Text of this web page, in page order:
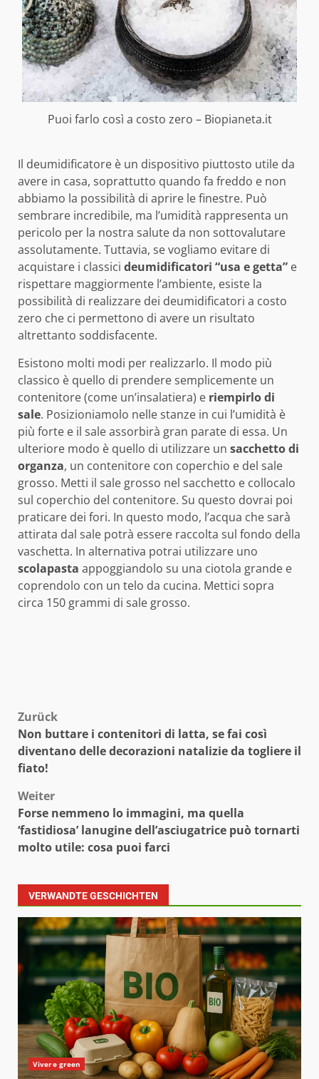
Puoi farlo così a costo zero – Biopianeta.it
Il deumidificatore è un dispositivo piuttosto utile da
avere in casa, soprattutto quando fa freddo e non
abbiamo la possibilità di aprire le finestre. Può
sembrare incredibile, ma l’umidità rappresenta un
pericolo per la nostra salute da non sottovalutare
assolutamente. Tuttavia, se vogliamo evitare di
acquistare i classici deumidificatori “usa e getta” e
rispettare maggiormente l’ambiente, esiste la
possibilità di realizzare dei deumidificatori a costo
zero che ci permettono di avere un risultato
altrettanto soddisfacente.
Esistono molti modi per realizzarlo. Il modo più
classico è quello di prendere semplicemente un
contenitore (come un’insalatiera) e riempirlo di
sale. Posizioniamolo nelle stanze in cui l’umidità è
più forte e il sale assorbirà gran parate di essa. Un
ulteriore modo è quello di utilizzare un sacchettodi
organza, un contenitore con coperchio e del sale
grosso. Metti il sale grosso nel sacchetto e collocalo
sul coperchio del contenitore. Su questo dovrai poi
praticare dei fori. In questo modo, l’acqua che sarà
attirata dal sale potrà essere raccolta sul fondo della
vaschetta. In alternativa potrai utilizzare uno
scolapasta appoggiandolo su una ciotola grande e
coprendolo con un telo da cucina. Mettici sopra
circa 150 grammi di sale grosso.
Beitragsnavigation
Zurück
Non buttare i contenitori di latta, se fai così
diventano delle decorazioni natalizie da togliere il
fiato!
Weiter
Forse nemmeno lo immagini, ma quella
‘fastidiosa’ lanugine dell’asciugatrice può tornarti
molto utile: cosa puoi farci
VERWANDTE GESCHICHTEN
Vivere green